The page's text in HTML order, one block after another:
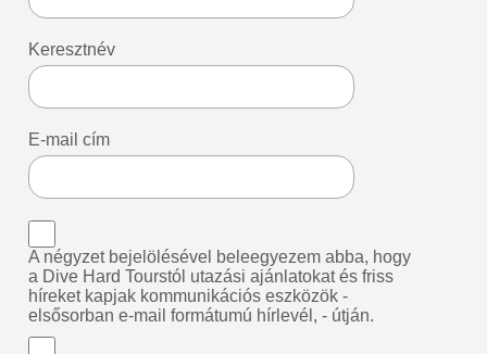
Keresztnév
E-mail cím
A négyzet bejelölésével beleegyezem abba, hogy
a Dive Hard Tourstól utazási ajánlatokat és friss
híreket kapjak kommunikációs eszközök -
elsősorban e-mail formátumú hírlevél, - útján.